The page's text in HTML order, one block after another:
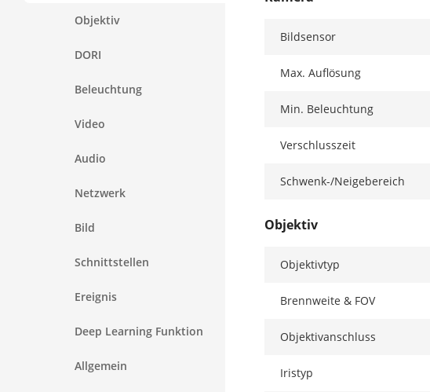
Objektiv
DORI
Beleuchtung
Video
Audio
Netzwerk
Bild
Schnittstellen
Ereignis
Deep Learning Funktion
Allgemein
Bildsensor
Max. Auflösung
Min. Beleuchtung
Verschlusszeit
Schwenk-/Neigebereich
Objektiv
Objektivtyp
Brennweite & FOV
Objektivanschluss
Iristyp